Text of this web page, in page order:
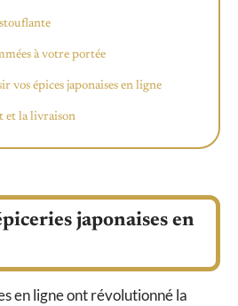
à votre portée
vos épices japonaises en ligne
et la livraison
japonaises en
en ligne ont révolutionné la